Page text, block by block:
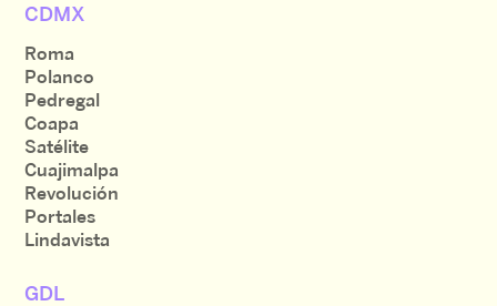
CDMX
Roma
Polanco
Pedregal
Coapa
Satélite
Cuajimalpa
Revolución
Portales
Lindavista
GDL